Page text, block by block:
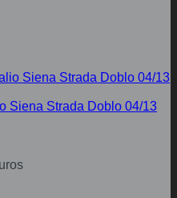
Siena Strada Doblo 04/13